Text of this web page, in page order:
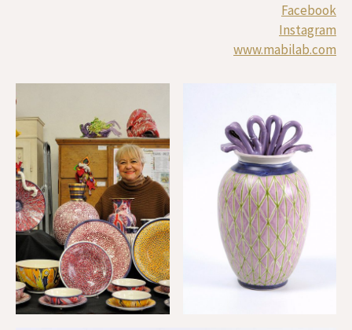
Facebook
Instagram
www.mabilab.com